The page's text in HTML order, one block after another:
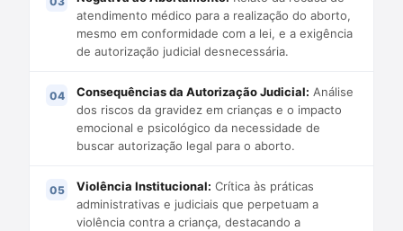
atendimento médico para a realização do aborto,
mesmo em conformidade com a lei, e a exigência
de autorização judicial desnecessária.
Consequências da Autorização Judicial: Análise
dos riscos da gravidez em crianças e o impacto
emocional e psicológico da necessidade de
buscar autorização legal para o aborto.
Violência Institucional: Crítica às práticas
administrativas e judiciais que perpetuam a
violência contra a criança, destacando a